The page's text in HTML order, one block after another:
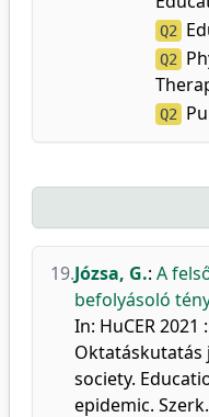
Q2
Q2
Q2
19.Józsa, G.: A
befolyásoló
In: HuCER
Oktatáskutatás
society.
epidemic.